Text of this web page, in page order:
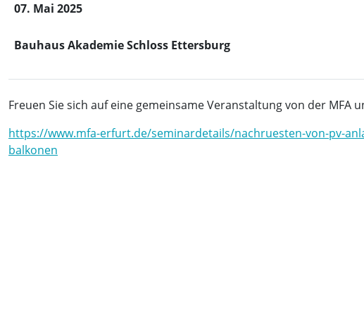
07. Mai 2025
Bauhaus Akademie Schloss Ettersburg
Freuen Sie sich auf eine gemeinsame Veranstaltung von der MFA
https://www.mfa-erfurt.de/seminardetails/nachruesten-von-pv-
balkonen